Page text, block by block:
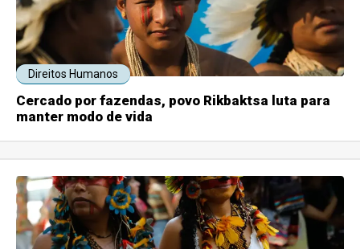
Direitos Humanos
Cercado por fazendas, povo Rikbaktsa luta para
manter modo de vida